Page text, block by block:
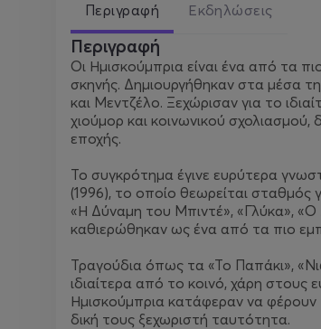
Περιγραφή Εκδηλώσεις
Περιγραφή
Οι Ημισκούμπρια είναι ένα από τα
σκηνής. Δημιουργήθηκαν στα μέσα
και Μεντζέλο. Ξεχώρισαν για το
χιούμορ και κοινωνικού
εποχής.
Το συγκρότημα έγινε ευρύτερα
(1996), το οποίο θεωρείται σταθμός
«Η Δύναμη του Μπιντέ», «Γλύκα», «Ο
καθιερώθηκαν ως ένα από τα πιο
Τραγούδια όπως τα «Το Παπάκι»,
ιδιαίτερα από το κοινό, χάρη στους
Ημισκούμπρια κατάφεραν να
δική τους ξεχωριστή ταυτότητα.